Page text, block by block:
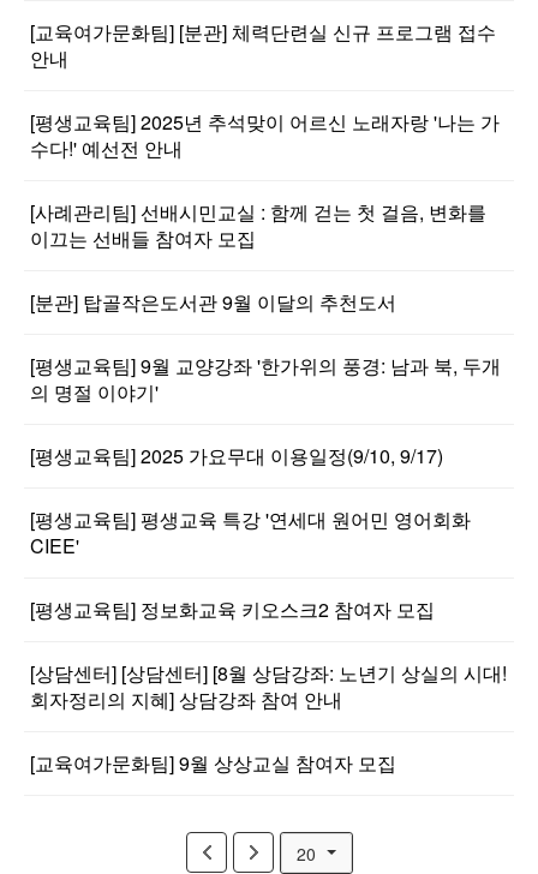
[교육여가문화팀] [분관] 체력단련실 신규 프로그램 접수
안내
[평생교육팀] 2025년 추석맞이 어르신 노래자랑 '나는 가
수다!' 예선전 안내
[사례관리팀] 선배시민교실 : 함께 걷는 첫 걸음, 변화를
이끄는 선배들 참여자 모집
[분관] 탑골작은도서관 9월 이달의 추천도서
[평생교육팀] 9월 교양강좌 '한가위의 풍경: 남과 북, 두개
의 명절 이야기'
[평생교육팀] 2025 가요무대 이용일정(9/10, 9/17)
[평생교육팀] 평생교육 특강 '연세대 원어민 영어회화
CIEE'
[평생교육팀] 정보화교육 키오스크2 참여자 모집
[상담센터] [상담센터] [8월 상담강좌: 노년기 상실의 시대!
회자정리의 지혜] 상담강좌 참여 안내
[교육여가문화팀] 9월 상상교실 참여자 모집
20